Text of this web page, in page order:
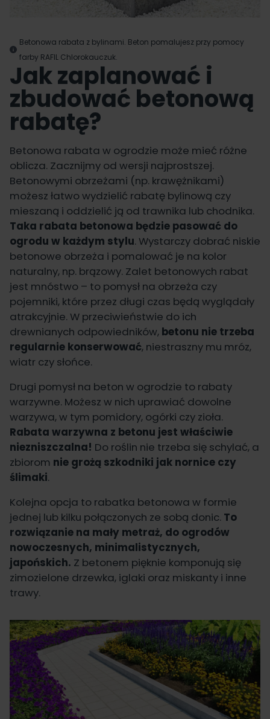
Betonowa rabata z bylinami. Beton pomalujesz przy pomocy
farby RAFIL Chlorokauczuk.
Jak zaplanować i
zbudować betonową
rabatę?
Betonowa rabata w ogrodzie może mieć różne
oblicza. Zacznijmy od wersji najprostszej.
Betonowymi obrzeżami (np. krawężnikami)
możesz łatwo wydzielić rabatę bylinową czy
mieszaną i oddzielić ją od trawnika lub chodnika.
Taka rabata betonowa będzie pasować do
ogrodu w każdym stylu. Wystarczy dobrać niskie
betonowe obrzeża i pomalować je na kolor
naturalny, np. brązowy. Zalet betonowych rabat
jest mnóstwo – to pomysł na obrzeża czy
pojemniki, które przez długi czas będą wyglądały
atrakcyjnie. W przeciwieństwie do ich
drewnianych odpowiedników, betonu nie trzeba
regularnie konserwować, niestraszny mu mróz,
wiatr czy słońce.
Drugi pomysł na beton w ogrodzie to rabaty
warzywne. Możesz w nich uprawiać dowolne
warzywa, w tym pomidory, ogórki czy zioła.
Rabata warzywna z betonu jest właściwie
niezniszczalna! Do roślin nie trzeba się schylać, a
zbiorom nie grożą szkodniki jak nornice czy
ślimaki.
Kolejna opcja to rabatka betonowa w formie
jednej lub kilku połączonych ze sobą donic. To
rozwiązanie na mały metraż, do ogrodów
nowoczesnych, minimalistycznych,
japońskich. Z betonem pięknie komponują się
zimozielone drzewka, iglaki oraz miskanty i inne
trawy.